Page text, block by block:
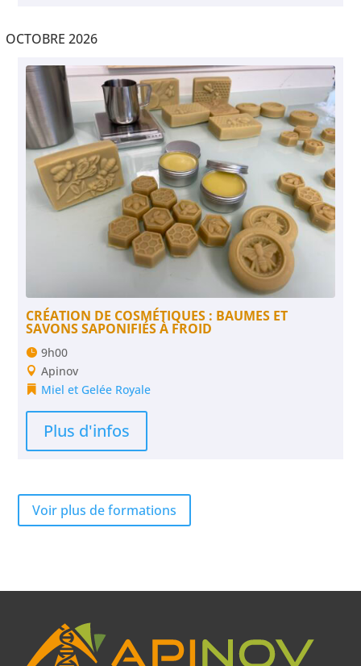
OCTOBRE 2026
CRÉATION DE COSMÉTIQUES : BAUMES ET
SAVONS SAPONIFIÉS À FROID
9h00
Apinov
Miel et Gelée Royale
Plus d'infos
Voir plus de formations